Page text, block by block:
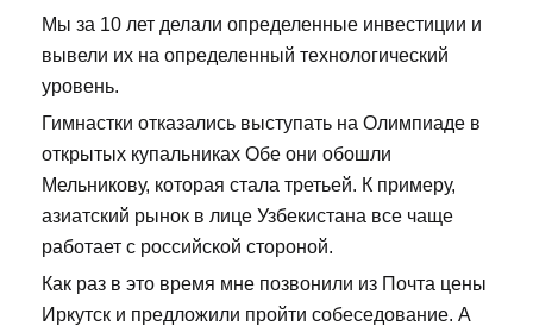
Мы за 10 лет делали определенные инвестиции и
вывели их на определенный технологический
уровень.
Гимнастки отказались выступать на Олимпиаде в
открытых купальниках Обе они обошли
Мельникову, которая стала третьей. К примеру,
азиатский рынок в лице Узбекистана все чаще
работает с российской стороной.
Как раз в это время мне позвонили из Почта цены
Иркутск и предложили пройти собеседование. А